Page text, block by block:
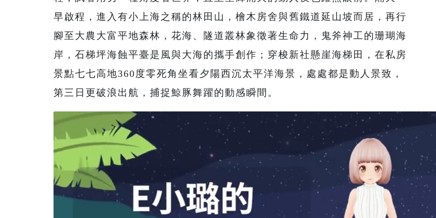
早啟程，進入有小上海之稱的林田山，檜木房舍與舊鐵道延山坡而居，再行
腳至大農大富平地森林，花海、隧道叢林象徵著生命力，鬼斧神工的珊瑚海
岸，石梯坪海蝕平臺是風與大海的攜手創作；穿梭新社懸崖海梯田，在私房
景點七七高地360度零死角坐看夕陽西沉太平洋海景，處處都是動人景致，
第三日更破浪出航，捕捉鯨豚舞躍的動感瞬間。